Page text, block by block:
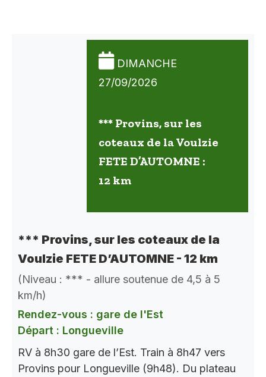
DIMANCHE
27/09/2026
*** Provins, sur les
coteaux de la Voulzie
FETE D’AUTOMNE :
12 km
*** Provins, sur les coteaux de la
Voulzie FETE D’AUTOMNE - 12 km
(Niveau : *** - allure soutenue de 4,5 à 5
km/h)
Rendez-vous : gare de l'Est
Départ : Longueville
RV à 8h30 gare de l’Est. Train à 8h47 vers
Provins pour Longueville (9h48). Du plateau